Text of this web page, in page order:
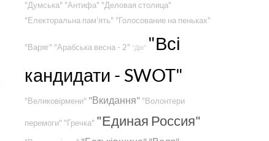
"Думська" "Антифа" "Деловая столица"
"Електоральна пам'ять" "Голосование на пеньках"
"Варяг" "Арабська весна - 2" "Дія" "Всі
кандидати - SWOT"
"Великовірмени" "Вкидання" "Волонтери
перемоги" "Гречка" "Единая Россия"